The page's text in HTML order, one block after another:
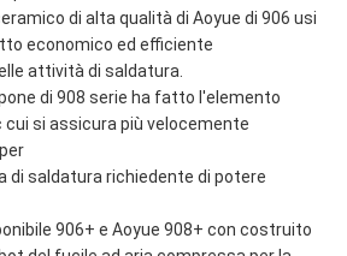
di alta qualità di Aoyue di 906 usi
economico ed efficiente
attività di saldatura.
di 908 serie ha fatto l'elemento
si assicura più velocemente
di saldatura richiedente di potere
906+ e Aoyue 908+ con costruito